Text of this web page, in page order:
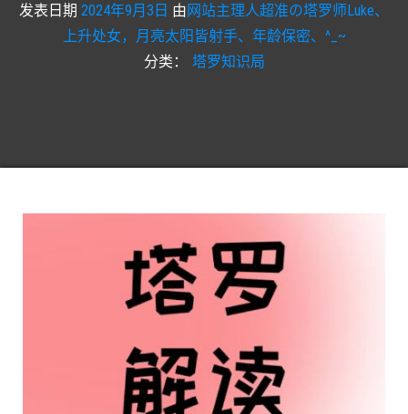
发表日期 2024年9月3日 由网站主理人超准の塔罗师Luke、
上升处女，月亮太阳皆射手、年龄保密、^_~
分类：
塔罗知识局